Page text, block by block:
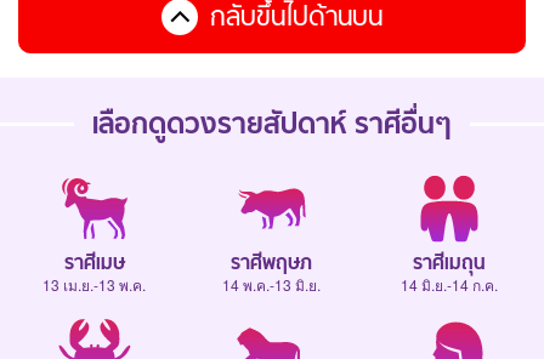
กลับขึ้นไปด้านบน
เลือกดูดวงรายสัปดาห์ ราศีอื่นๆ
ราศีเมษ
13 เม.ย.-13 พ.ค.
ราศีพฤษภ
14 พ.ค.-13 มิ.ย.
ราศีเมถุน
14 มิ.ย.-14 ก.ค.